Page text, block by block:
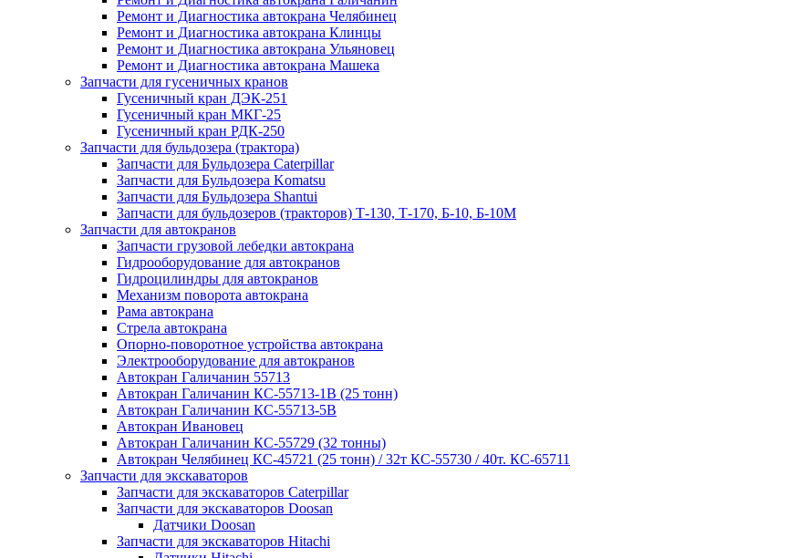
Ремонт и Диагностика автокрана Челябинец
Ремонт и Диагностика автокрана Клинцы
Ремонт и Диагностика автокрана Ульяновец
Ремонт и Диагностика автокрана Машека
Запчасти для гусеничных кранов
Гусеничный кран ДЭК-251
Гусеничный кран МКГ-25
Гусеничный кран РДК-250
Запчасти для бульдозера (трактора)
Запчасти для Бульдозера Caterpillar
Запчасти для Бульдозера Komatsu
Запчасти для Бульдозера Shantui
Запчасти для бульдозеров (тракторов) Т-130, Т-170, Б-10, Б-10М
Запчасти для автокранов
Запчасти грузовой лебедки автокрана
Гидрооборудование для автокранов
Гидроцилиндры для автокранов
Механизм поворота автокрана
Рама автокрана
Стрела автокрана
Опорно-поворотное устройства автокрана
Электрооборудование для автокранов
Автокран Галичанин 55713
Автокран Галичанин КС-55713-1В (25 тонн)
Автокран Галичанин КС-55713-5В
Автокран Ивановец
Автокран Галичанин КС-55729 (32 тонны)
Автокран Челябинец КС-45721 (25 тонн) / 32т КС-55730 / 40т. КС-65711
Запчасти для экскаваторов
Запчасти для экскаваторов Caterpillar
Запчасти для экскаваторов Doosan
Датчики Doosan
Запчасти для экскаваторов Hitachi